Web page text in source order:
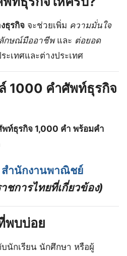
ธุรกิจ จะช่วยเพิ่ม ความมั่นใจ
กษณ์มืออาชีพและ ต่อยอด
ะเทศและต่างประเทศ
1000 คำศัพท์ธุรกิจ
ท์ธุรกิจ 1,000 คำ พร้อมคำ
สำนักงานพาณิชย์
ชการไทยที่เกี่ยวข้อง)
พบบ่อย
นักเรียน นักศึกษา หรือผู้